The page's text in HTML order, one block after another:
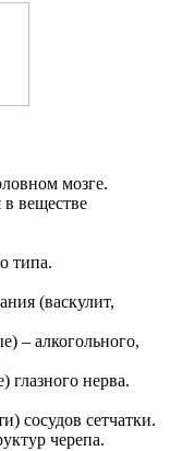
мозге.
веществе
типа.
(васкулит,
– алкогольного,
глазного нерва.
сосудов сетчатки.
черепа.